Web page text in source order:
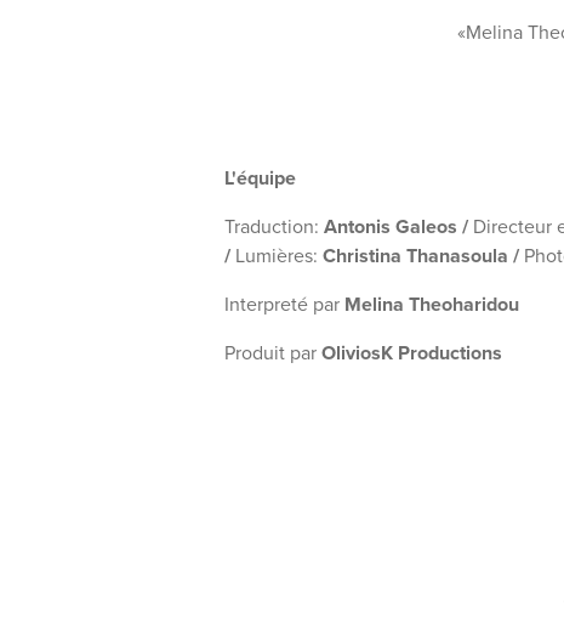
«Melina
L'équipe
Traduction:Antonis Galeos / Directeur
/ Lumières:Christina Thanasoula /
Interpreté par Melina Theoharidou
Produit parOliviosK Productions